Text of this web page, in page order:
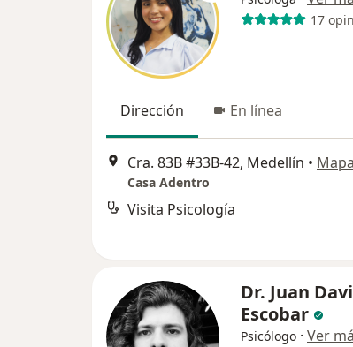
17
Dirección En línea
Cra. 83B #33B-42, Medellín • Mapa
Casa Adentro
Visita Psicología
Dr. Juan
Escobar
Psicólogo · Ver